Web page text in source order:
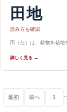
田地
読み方を確認
田（た）は、穀物を栽
詳しく見る →
最初 前へ 1